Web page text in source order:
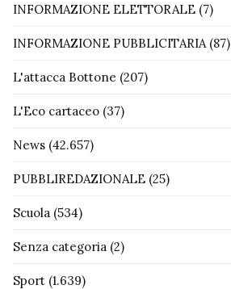
INFORMAZIONE ELETTORALE (7)
INFORMAZIONE PUBBLICITARIA(87)
L'attacca Bottone (207)
L'Eco cartaceo (37)
News (42.657)
PUBBLIREDAZIONALE (25)
Scuola (534)
Senza categoria (2)
Sport (1.639)